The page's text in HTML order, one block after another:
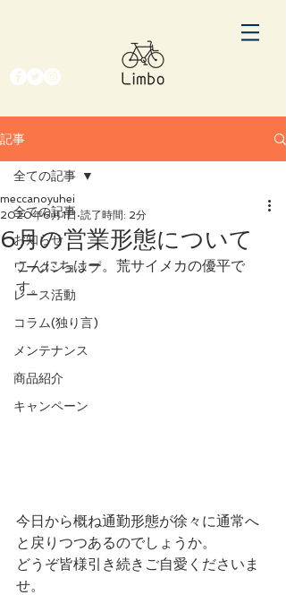
記事
全ての記事
お知らせ
ワークショップ
レース活動
コラム(独り言)
メンテナンス
商品紹介
キャンペーン
全ての記事
6月の営業形態について
meccanoyuhei
2020年6月1日 読了時間: 2分
こんにちはー。荒サイメカの優平で
す。
今日から概ね通勤形態が徐々に通常へ
と戻りつつあるのでしょうか。
どうぞ皆様引き続きご自愛くださいま
せ。